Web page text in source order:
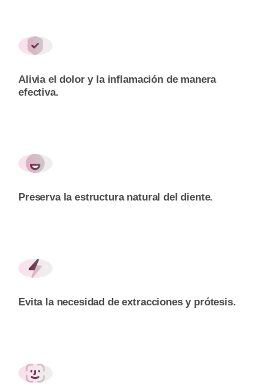
Alivia el dolor y la inflamación de manera
efectiva.
Preserva la estructura natural del diente.
Evita la necesidad de extracciones y prótesis.